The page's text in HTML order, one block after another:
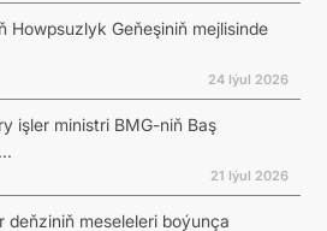
Howpsuzlyk Geňeşiniň mejlisinde
24 Iýul 2026
işler ministri BMG-niň Baş
21 Iýul 2026
deňziniň meseleleri boýunça